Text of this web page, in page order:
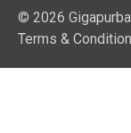
© 2026
Terms &